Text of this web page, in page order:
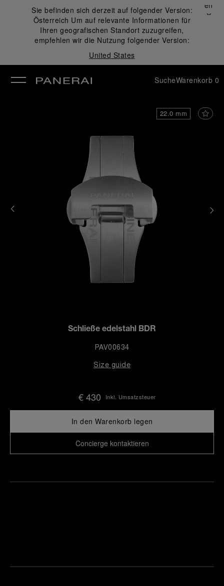
Sie befinden sich derzeit auf folgender Version:
Österreich Um auf relevante Informationen für
Ihren geografischen Standort zuzugreifen,
empfehlen wir die Nutzung folgender Version:
United States
Schließen
✕
SucheWarenkorb 0
22.0 mm
Schließe edelstahl BDR
PAV00634
Size guide
€ 430 Inkl. Umsatzsteuer
In den Warenkorb legen
Concierge kontaktieren